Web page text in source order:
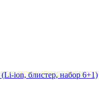
ion, блистер, набор 6+1)